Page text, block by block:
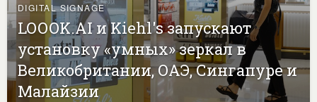
DIGITAL SIGNAGE
LOOOK.AI и Kiehl's запускают
установку «умных» зеркал в
Великобритании, ОАЭ, Сингапуре и
Малайзии